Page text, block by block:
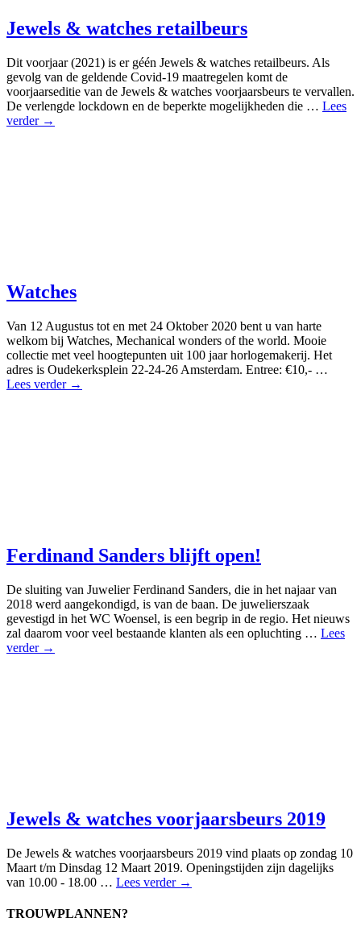
Jewels & watches retailbeurs
Dit voorjaar (2021) is er géén Jewels & watches retailbeurs. Als
gevolg van de geldende Covid-19 maatregelen komt de
voorjaarseditie van de Jewels & watches voorjaarsbeurs te vervallen.
De verlengde lockdown en de beperkte mogelijkheden die … Lees
verder →
Watches
Van 12 Augustus tot en met 24 Oktober 2020 bent u van harte
welkom bij Watches, Mechanical wonders of the world. Mooie
collectie met veel hoogtepunten uit 100 jaar horlogemakerij. Het
adres is Oudekerksplein 22-24-26 Amsterdam. Entree: €10,- …
Lees verder →
Ferdinand Sanders blijft open!
De sluiting van Juwelier Ferdinand Sanders, die in het najaar van
2018 werd aangekondigd, is van de baan. De juwelierszaak
gevestigd in het WC Woensel, is een begrip in de regio. Het nieuws
zal daarom voor veel bestaande klanten als een opluchting … Lees
verder →
Jewels & watches voorjaarsbeurs 2019
De Jewels & watches voorjaarsbeurs 2019 vind plaats op zondag 10
Maart t/m Dinsdag 12 Maart 2019. Openingstijden zijn dagelijks
van 10.00 - 18.00 … Lees verder →
TROUWPLANNEN?